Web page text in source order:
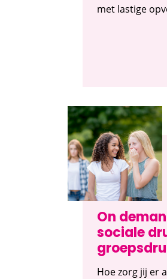
met lastige
On
sociale
Hoe zorg jij er